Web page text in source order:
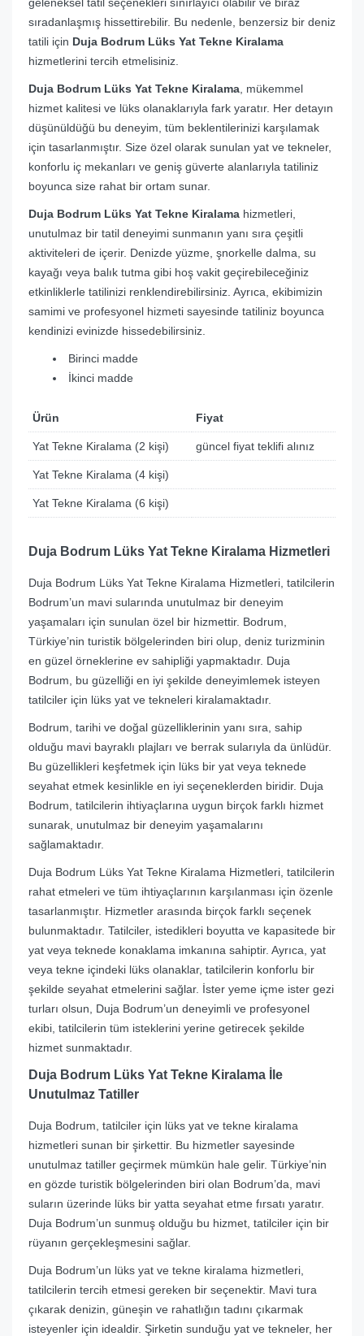
geleneksel tatil seçenekleri sınırlayıcı olabilir ve biraz
sıradanlaşmış hissettirebilir. Bu nedenle, benzersiz bir deniz
tatili için Duja Bodrum Lüks Yat Tekne Kiralama
hizmetlerini tercih etmelisiniz.
Duja Bodrum Lüks Yat Tekne Kiralama, mükemmel
hizmet kalitesi ve lüks olanaklarıyla fark yaratır. Her detayın
düşünüldüğü bu deneyim, tüm beklentilerinizi karşılamak
için tasarlanmıştır. Size özel olarak sunulan yat ve tekneler,
konforlu iç mekanları ve geniş güverte alanlarıyla tatiliniz
boyunca size rahat bir ortam sunar.
Duja Bodrum Lüks Yat Tekne Kiralama hizmetleri,
unutulmaz bir tatil deneyimi sunmanın yanı sıra çeşitli
aktiviteleri de içerir. Denizde yüzme, şnorkelle dalma, su
kayağı veya balık tutma gibi hoş vakit geçirebileceğiniz
etkinliklerle tatilinizi renklendirebilirsiniz. Ayrıca, ekibimizin
samimi ve profesyonel hizmeti sayesinde tatiliniz boyunca
kendinizi evinizde hissedebilirsiniz.
Birinci madde
İkinci madde
Ürün Fiyat
Yat Tekne Kiralama (2 kişi) güncel fiyat teklifi alınız
Yat Tekne Kiralama (4 kişi)
Yat Tekne Kiralama (6 kişi)
Duja Bodrum Lüks Yat Tekne Kiralama Hizmetleri
Duja Bodrum Lüks Yat Tekne Kiralama Hizmetleri, tatilcilerin
Bodrum’un mavi sularında unutulmaz bir deneyim
yaşamaları için sunulan özel bir hizmettir. Bodrum,
Türkiye’nin turistik bölgelerinden biri olup, deniz turizminin
en güzel örneklerine ev sahipliği yapmaktadır. Duja
Bodrum, bu güzelliği en iyi şekilde deneyimlemek isteyen
tatilciler için lüks yat ve tekneleri kiralamaktadır.
Bodrum, tarihi ve doğal güzelliklerinin yanı sıra, sahip
olduğu mavi bayraklı plajları ve berrak sularıyla da ünlüdür.
Bu güzellikleri keşfetmek için lüks bir yat veya teknede
seyahat etmek kesinlikle en iyi seçeneklerden biridir. Duja
Bodrum, tatilcilerin ihtiyaçlarına uygun birçok farklı hizmet
sunarak, unutulmaz bir deneyim yaşamalarını
sağlamaktadır.
Duja Bodrum Lüks Yat Tekne Kiralama Hizmetleri, tatilcilerin
rahat etmeleri ve tüm ihtiyaçlarının karşılanması için özenle
tasarlanmıştır. Hizmetler arasında birçok farklı seçenek
bulunmaktadır. Tatilciler, istedikleri boyutta ve kapasitede bir
yat veya teknede konaklama imkanına sahiptir. Ayrıca, yat
veya tekne içindeki lüks olanaklar, tatilcilerin konforlu bir
şekilde seyahat etmelerini sağlar. İster yeme içme ister gezi
turları olsun, Duja Bodrum’un deneyimli ve profesyonel
ekibi, tatilcilerin tüm isteklerini yerine getirecek şekilde
hizmet sunmaktadır.
Duja Bodrum Lüks Yat Tekne Kiralama İle
Unutulmaz Tatiller
Duja Bodrum, tatilciler için lüks yat ve tekne kiralama
hizmetleri sunan bir şirkettir. Bu hizmetler sayesinde
unutulmaz tatiller geçirmek mümkün hale gelir. Türkiye’nin
en gözde turistik bölgelerinden biri olan Bodrum’da, mavi
suların üzerinde lüks bir yatta seyahat etme fırsatı yaratır.
Duja Bodrum’un sunmuş olduğu bu hizmet, tatilciler için bir
rüyanın gerçekleşmesini sağlar.
Duja Bodrum’un lüks yat ve tekne kiralama hizmetleri,
tatilcilerin tercih etmesi gereken bir seçenektir. Mavi tura
çıkarak denizin, güneşin ve rahatlığın tadını çıkarmak
isteyenler için idealdir. Şirketin sunduğu yat ve tekneler, her